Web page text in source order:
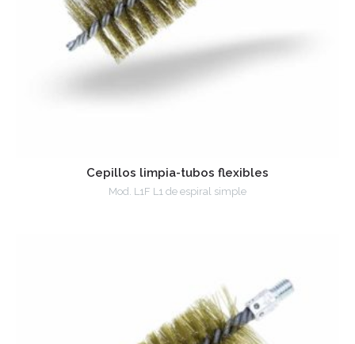
Cepillos limpia-tubos flexibles
Mod. L1F L1 de espiral simple